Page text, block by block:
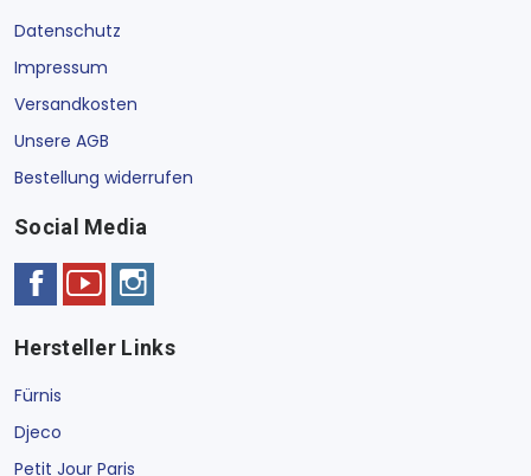
Datenschutz
Impressum
Versandkosten
Unsere AGB
Bestellung widerrufen
Social Media
Hersteller Links
Fürnis
Djeco
Petit Jour Paris